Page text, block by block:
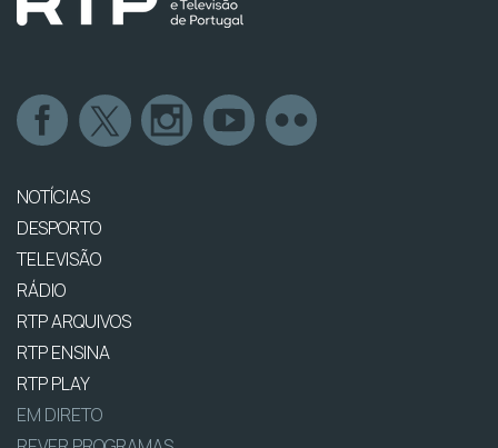
NOTÍCIAS
DESPORTO
TELEVISÃO
RÁDIO
RTP ARQUIVOS
RTP ENSINA
RTP PLAY
EM DIRETO